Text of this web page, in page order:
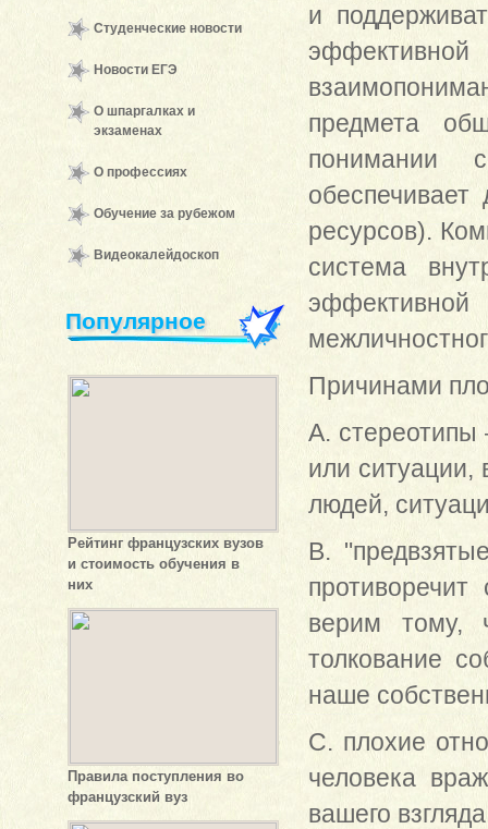
Студенческие новости
Новости ЕГЭ
О шпаргалках и
экзаменах
О профессиях
Обучение за рубежом
Видеокалейдоскоп
Популярное
Рейтинг французских вузов
и стоимость обучения в
них
Правила поступления во
французский вуз
и
предмета
понимании
ресурсов).
система
эффективной
Причинами
A.
или ситуации,
людей,
B.
верим тому,
толкование
наше
C. плохие
человека
вашего